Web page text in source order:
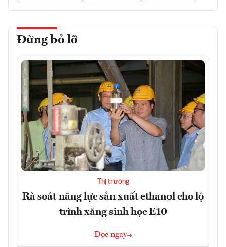
Đừng bỏ lỡ
Thị trường
Rà soát năng lực sản xuất ethanol cho lộ
trình xăng sinh học E10
Đọc ngay